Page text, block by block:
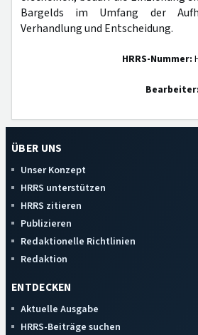
Bargelds im Umfang der
Verhandlung und Entscheidung.
HRRS-Nummer:
Bearbeiter:
ÜBER UNS
Unser Konzept
HRRS unterstützen
HRRS zitieren
Publizieren
Redaktionelle Richtlinien
Redaktion
ENTDECKEN
Aktuelle Ausgabe
HRRS-Beiträge suchen